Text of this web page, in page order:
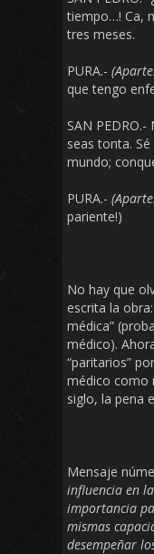
tiempo…! Ca,
tres meses.
PURA.-
que tengo
SAN
seas tonta.
mundo;
PURA.-
pariente!)
No hay que
escrita la
médica”
médico).
“paritarios”
médico como
siglo, la pena
Mensaje
influencia en
importancia
mismas
desempeñar